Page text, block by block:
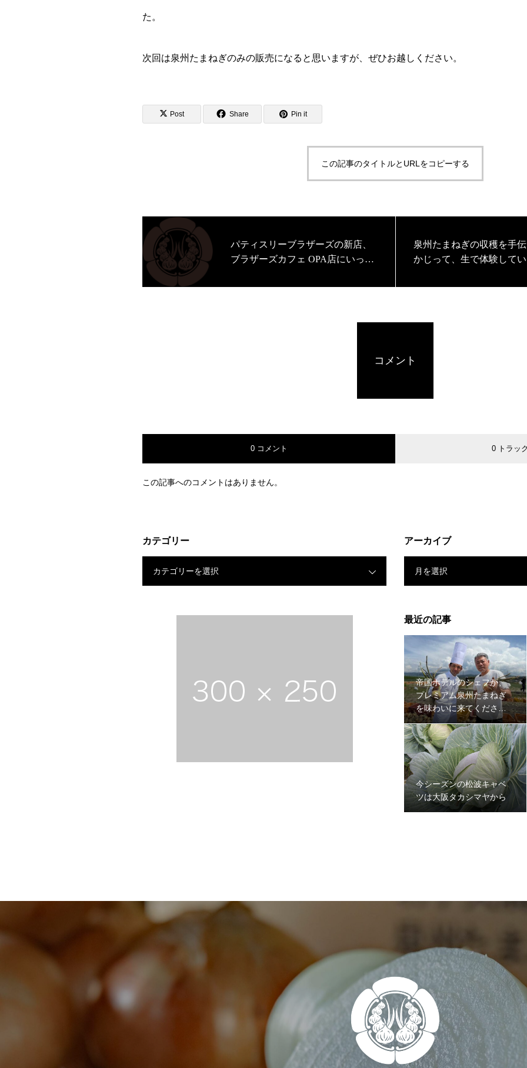
た。
次回は泉州たまねぎのみの販売になると思いますが、ぜひお越しください。
Post Share Pin it
この記事のタイトルとURLをコピーする
パティスリーブラザーズの新店、
ブラザーズカフェ OPA店にいって
泉州たまねぎの収穫を手
かじって、生で体験して
コメント
0 コメント 0 トラッ
この記事へのコメントはありません。
カテゴリー
カテゴリーを選択
アーカイブ
月を選択
最近の記事
帝国ホテルのシェフが、
プレミアム泉州たまねぎ
を味わいに来てください
ました。
今シーズンの松波キャベ
ツは大阪タカシマヤから